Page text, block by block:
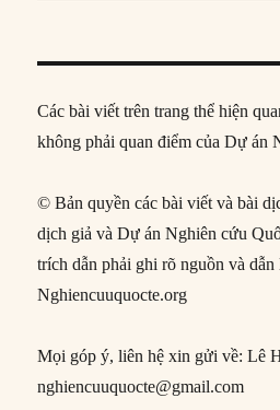
Các bài viết trên trang thể hiện
không phải quan điểm của Dự án
© Bản quyền các bài viết và bài
dịch giả và Dự án Nghiên cứu
trích dẫn phải ghi rõ nguồn và
Nghiencuuquocte.org
Mọi góp ý, liên hệ xin gửi về: Lê
nghiencuuquocte@gmail.com